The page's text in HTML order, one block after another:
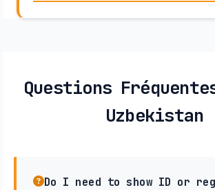
Questions
Uzbekistan
Do I need to show ID or